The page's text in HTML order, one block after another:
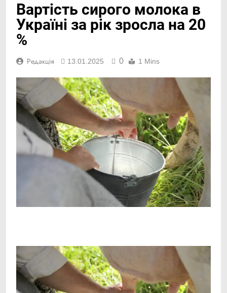
Вартість сирого молока в
Україні за рік зросла на 20
%
Редакція 13.01.2025 0 1 Mins
Link